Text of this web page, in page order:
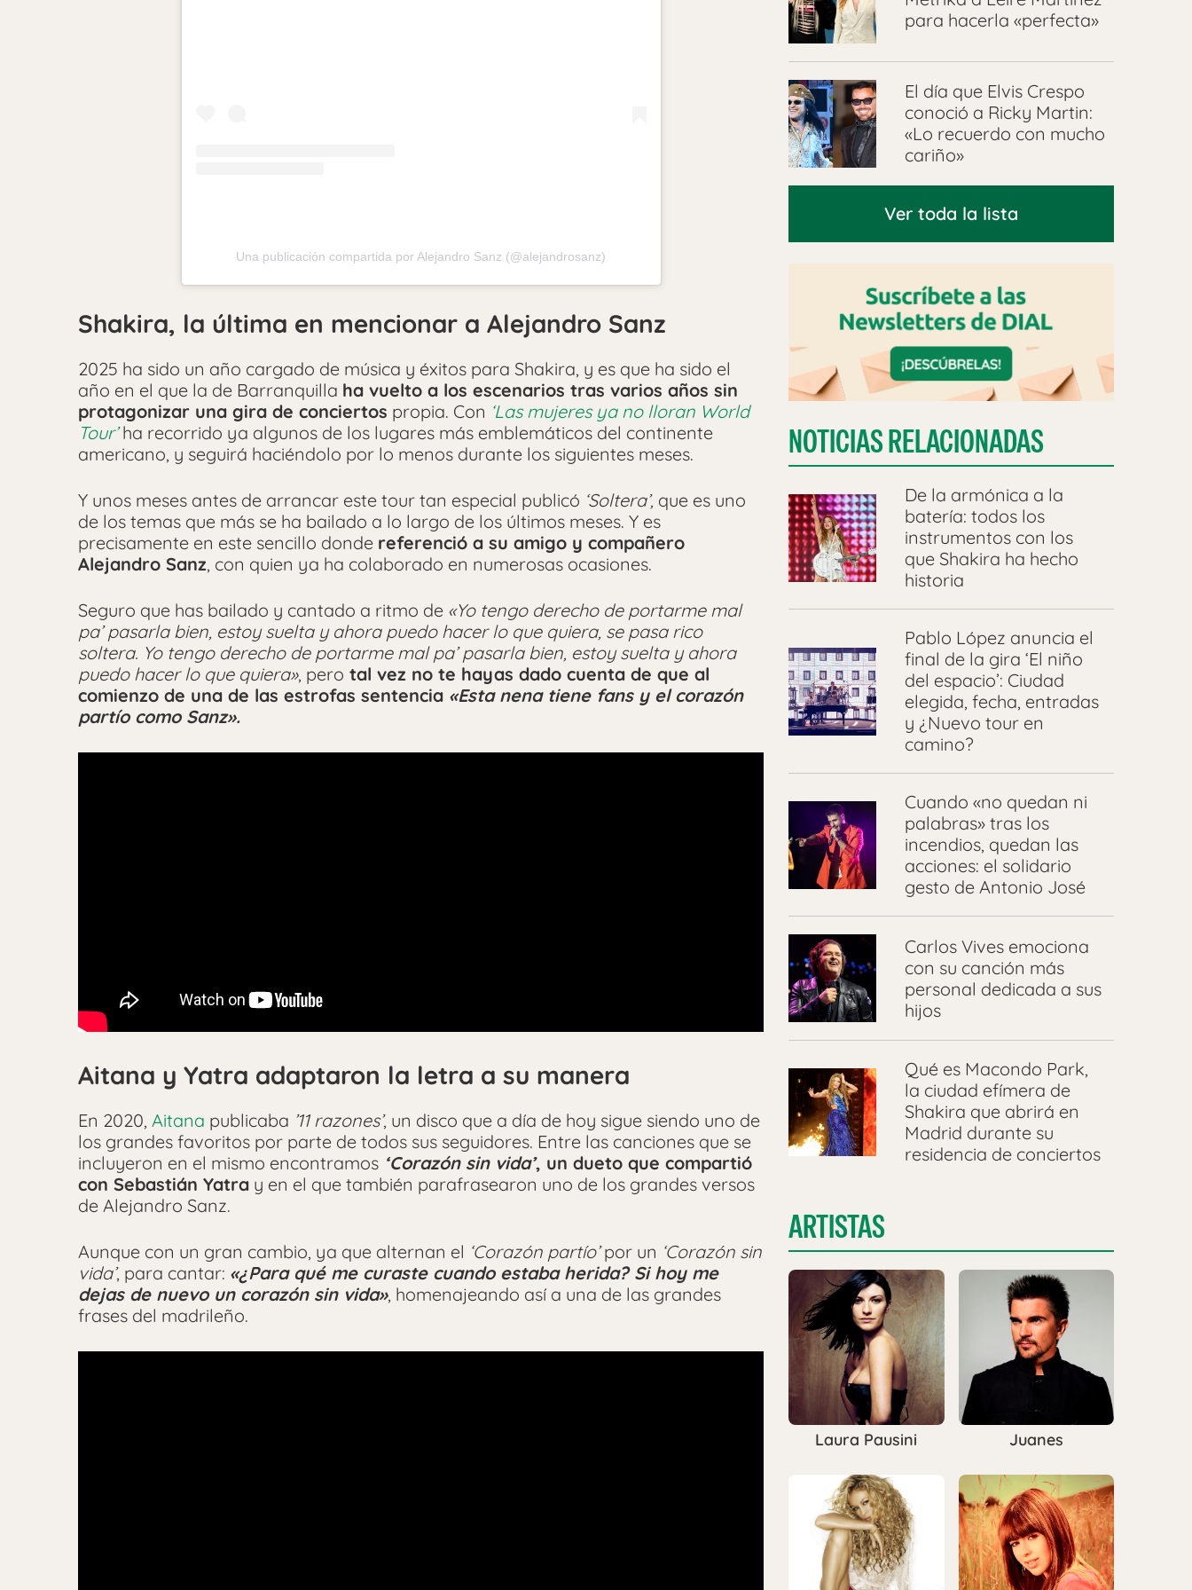
Una publicación compartida por Alejandro Sanz (@alejandrosanz)
Shakira, la última en mencionar a Alejandro Sanz
2025 ha sido un año cargado de música y éxitos para Shakira, y es que ha sido el
año en el que la de Barranquilla ha vuelto a los escenarios tras varios años sin
protagonizar una gira de conciertos propia. Con ‘Las mujeres ya no lloran World
Tour’ha recorrido ya algunos de los lugares más emblemáticos del continente
americano, y seguirá haciéndolo por lo menos durante los siguientes meses.
Y unos meses antes de arrancar este tour tan especial publicó ‘Soltera’, que es uno
de los temas que más se ha bailado a lo largo de los últimos meses. Y es
precisamente en este sencillo donde referenció a su amigo y compañero
Alejandro Sanz, con quien ya ha colaborado en numerosas ocasiones.
Seguro que has bailado y cantado a ritmo de «Yo tengo derecho de portarme mal
pa’ pasarla bien, estoy suelta y ahora puedo hacer lo que quiera, se pasa rico
soltera. Yo tengo derecho de portarme mal pa’ pasarla bien, estoy suelta y ahora
puedo hacer lo que quiera», pero tal vez no te hayas dado cuenta de que al
comienzo de una de las estrofas sentencia «Esta nena tiene fans y el corazón
partío como Sanz».
Aitana y Yatra adaptaron la letra a su manera
En 2020, Aitana publicaba ’11 razones’, un disco que a día de hoy sigue siendo uno de
los grandes favoritos por parte de todos sus seguidores. Entre las canciones que se
incluyeron en el mismo encontramos ‘Corazón sin vida’, un dueto que compartió
con Sebastián Yatra y en el que también parafrasearon uno de los grandes versos
de Alejandro Sanz.
Aunque con un gran cambio, ya que alternan el ‘Corazón partío’por un ‘Corazón sin
vida’, para cantar: «¿Para qué me curaste cuando estaba herida? Si hoy me
dejas de nuevo un corazón sin vida», homenajeando así a una de las grandes
frases del madrileño.
para hacerla «perfecta»
El día que Elvis Crespo
conoció a Ricky Martin:
«Lo recuerdo con mucho
cariño»
Ver toda la lista
NOTICIAS RELACIONADAS
De la armónica a la
batería: todos los
instrumentos con los
que Shakira ha hecho
historia
Pablo López anuncia el
final de la gira ‘El niño
del espacio’: Ciudad
elegida, fecha, entradas
y ¿Nuevo tour en
camino?
Cuando «no quedan ni
palabras» tras los
incendios, quedan las
acciones: el solidario
gesto de Antonio José
Carlos Vives emociona
con su canción más
personal dedicada a sus
hijos
Qué es Macondo Park,
la ciudad efímera de
Shakira que abrirá en
Madrid durante su
residencia de conciertos
ARTISTAS
Laura Pausini Juanes